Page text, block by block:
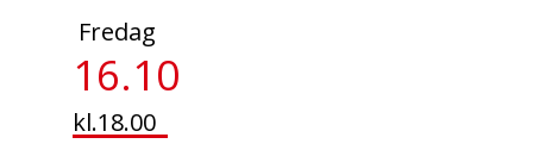
Fredag
16.10
kl.18.00